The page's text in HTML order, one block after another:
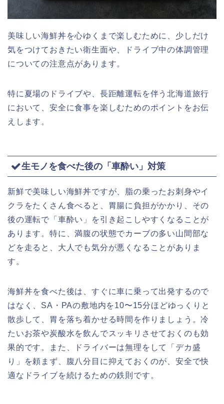
美味しい海鮮丼を心ゆくまで楽しむために、少しだけ
気をつけておきたい衛生面や、ドライブ中の体調管理
についての注意点があります。
特に夏場のドライブや、長距離運転を伴う北海道旅行
において、安全に食事を楽しむためのポイントをお伝
えします。
生モノを食べた後の「車酔い」対策
新鮮で美味しい海鮮丼ですが、脂の乗ったお刺身やイ
クラをたくさん食べると、胃腸に負担がかかり、その
後の運転で「車酔い」を引き起こしやすくなることが
あります。特に、満腹の状態でカーブの多い山間部な
どを走ると、大人でも気分が悪くなることがありま
す。
海鮮丼を食べた後は、すぐに車に乗って出発するので
はなく、SA・PAの敷地内を10〜15分ほどゆっくりと
散歩して、胃を落ち着かせる時間を作りましょう。冷
たいお茶や炭酸水を飲んでスッキリさせておくのも効
果的です。また、ドライバーは無理をして「デカ盛
り」を頼まず、腹八分目に抑えておくのが、安全で快
適なドライブを続けるための鉄則です。